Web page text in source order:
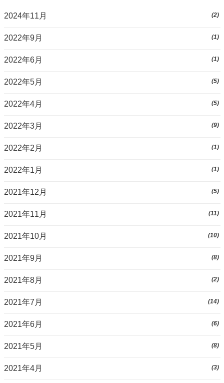
2024年11月 (2)
2022年9月 (1)
2022年6月 (1)
2022年5月 (5)
2022年4月 (5)
2022年3月 (9)
2022年2月 (1)
2022年1月 (1)
2021年12月 (5)
2021年11月 (11)
2021年10月 (10)
2021年9月 (8)
2021年8月 (2)
2021年7月 (14)
2021年6月 (6)
2021年5月 (8)
2021年4月 (3)